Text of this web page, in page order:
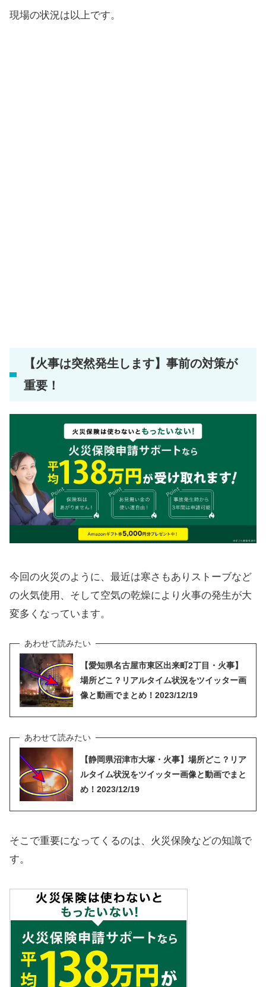
現場の状況は以上です。
【火事は突然発生します】事前の対策が
重要！
今回の火災のように、最近は寒さもありストーブなど
の火気使用、そして空気の乾燥により火事の発生が大
変多くなっています。
【愛知県名古屋市東区出来町2丁目・火事】
場所どこ？リアルタイム状況をツイッター画
像と動画でまとめ！2023/12/19
【静岡県沼津市大塚・火事】場所どこ？リア
ルタイム状況をツイッター画像と動画でまと
め！2023/12/19
そこで重要になってくるのは、火災保険などの知識で
す。